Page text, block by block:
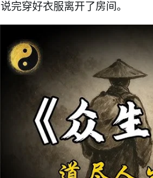
说完穿好衣服离开了房间。